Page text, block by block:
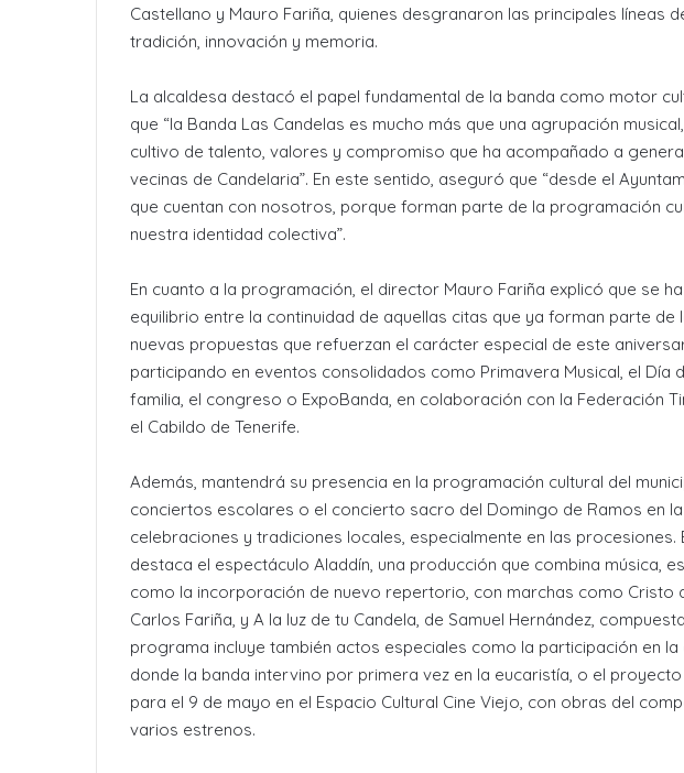
Castellano y Mauro Fariña, quienes desgranaron las principales líneas
tradición, innovación y memoria.
La alcaldesa destacó el papel fundamental de la banda como motor
que “la Banda Las Candelas es mucho más que una agrupación
cultivo de talento, valores y compromiso que ha acompañado a
vecinas de Candelaria”. En este sentido, aseguró que “desde el
que cuentan con nosotros, porque forman parte de la programación
nuestra identidad colectiva”.
En cuanto a la programación, el director Mauro Fariña explicó que se
equilibrio entre la continuidad de aquellas citas que ya forman parte de
nuevas propuestas que refuerzan el carácter especial de este
participando en eventos consolidados como Primavera Musical, el Día
familia, el congreso o ExpoBanda, en colaboración con la Federación
el Cabildo de Tenerife.
Además, mantendrá su presencia en la programación cultural del
conciertos escolares o el concierto sacro del Domingo de Ramos en
celebraciones y tradiciones locales, especialmente en las procesiones.
destaca el espectáculo Aladdín, una producción que combina música,
como la incorporación de nuevo repertorio, con marchas como Cristo
Carlos Fariña, y A la luz de tu Candela, de Samuel Hernández,
programa incluye también actos especiales como la participación en
donde la banda intervino por primera vez en la eucaristía, o el
para el 9 de mayo en el Espacio Cultural Cine Viejo, con obras del
varios estrenos.